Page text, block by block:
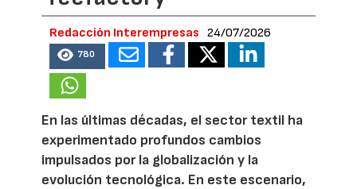
Redacción Interempresas 24/07/2026
780
En las últimas décadas, el sector textil ha
experimentado profundos cambios
impulsados por la globalización y la
evolución tecnológica. En este escenario,